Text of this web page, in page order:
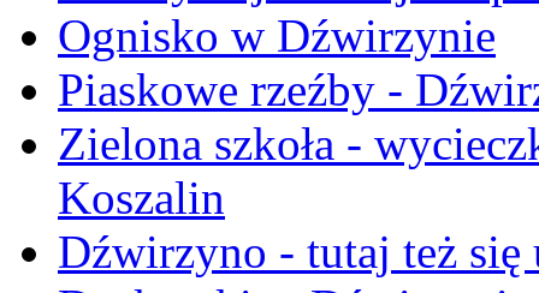
Ognisko w Dźwirzynie
Piaskowe rzeźby -
Zielona szkoła -
Koszalin
Dźwirzyno - tutaj też się